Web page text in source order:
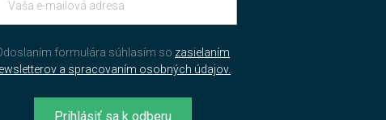
formulára súhlasím so zasielaním
a spracovaním osobných údajov.
Prihlásiť sa k odberu